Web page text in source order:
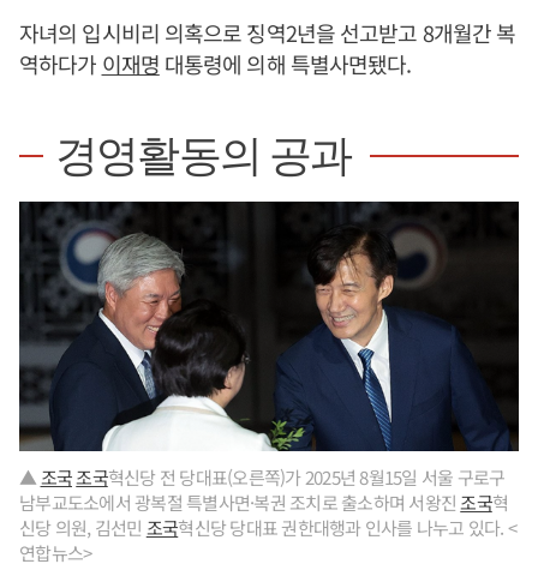
자녀의 입시비리 의혹으로 징역2년을 선고받고 8개월간 복
역하다가 이재명 대통령에 의해 특별사면됐다.
경영활동의 공과
▲조국조국혁신당 전 당대표(오른쪽)가 2025년 8월15일 서울 구로구
남부교도소에서 광복절 특별사면·복권 조치로 출소하며 서왕진조국혁
신당 의원, 김선민 조국혁신당 당대표 권한대행과 인사를 나누고 있다. <
연합뉴스>